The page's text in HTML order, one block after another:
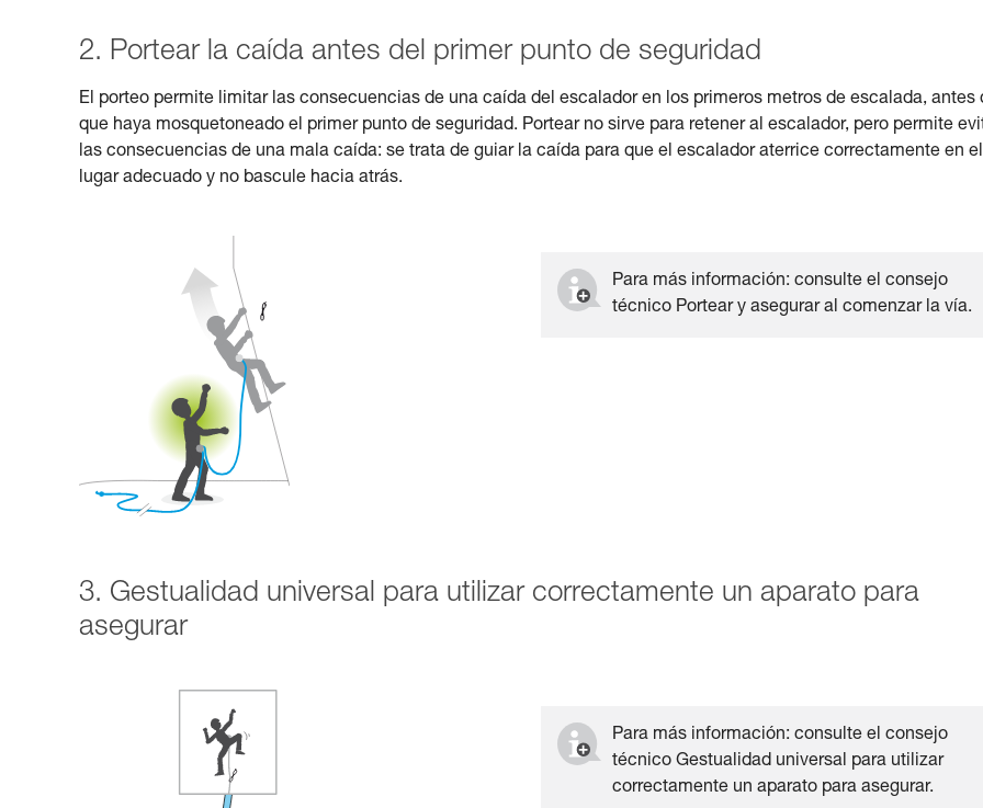
2. Portear la caída antes del primer punto de seguridad
El porteo permite limitar las consecuencias de una caída del escalador en los primeros metros de escalada, antes
que haya mosquetoneado el primer punto de seguridad. Portear no sirve para retener al escalador, pero permite
las consecuencias de una mala caída: se trata de guiar la caída para que el escalador aterrice correctamente en el
lugar adecuado y no bascule hacia atrás.
Para más información: consulte el consejo
técnico Portear y asegurar al comenzar la vía.
3. Gestualidad universal para utilizar correctamente un aparato para
asegurar
Para más información: consulte el consejo
técnico Gestualidad universal para utilizar
correctamente un aparato para asegurar.